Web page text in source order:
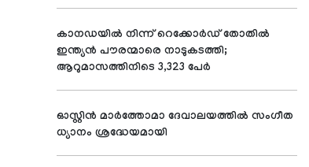
കാനഡയില്‍ നിന്ന് റെക്കോര്‍ഡ് തോതില്‍
ഇന്ത്യന്‍ പൗരന്മാരെ നാടുകടത്തി;
ആറുമാസത്തിനിടെ 3,323 പേര്‍
ഓസ്റ്റിന്‍ മാര്‍ത്തോമാ ദേവാലയത്തില്‍ സംഗീത
ധ്യാനം ശ്രദ്ധേയമായി